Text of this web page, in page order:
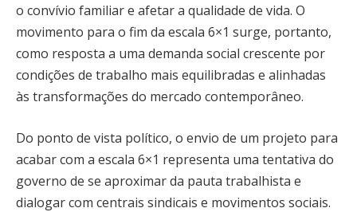
o convívio familiar e afetar a qualidade de vida. O
movimento para o fim da escala 6×1 surge, portanto,
como resposta a uma demanda social crescente por
condições de trabalho mais equilibradas e alinhadas
às transformações do mercado contemporâneo.
Do ponto de vista político, o envio de um projeto para
acabar com a escala 6×1 representa uma tentativa do
governo de se aproximar da pauta trabalhista e
dialogar com centrais sindicais e movimentos sociais.